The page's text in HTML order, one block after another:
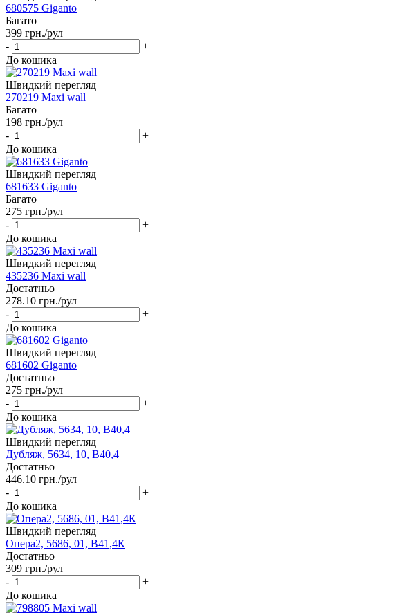
680575 Giganto
Багато
399 грн./рул
-
+
До кошика
Швидкий перегляд
270219 Maxi wall
Багато
198 грн./рул
-
+
До кошика
Швидкий перегляд
681633 Giganto
Багато
275 грн./рул
-
+
До кошика
Швидкий перегляд
435236 Maxi wall
Достатньо
278.10 грн./рул
-
+
До кошика
Швидкий перегляд
681602 Giganto
Достатньо
275 грн./рул
-
+
До кошика
Швидкий перегляд
Дубляж, 5634, 10, В40,4
Достатньо
446.10 грн./рул
-
+
До кошика
Швидкий перегляд
Опера2, 5686, 01, В41,4К
Достатньо
309 грн./рул
-
+
До кошика